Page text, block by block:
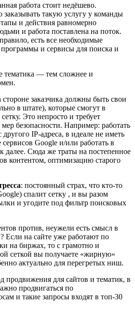
работа стоит недёшево.
заказывать такую услугу у команды
и действия равномерно
и работа поставлена на поток.
есть все необходимые
и сервисы для поиска и
тематика — тем сложнее и
заказчика должны быть свои
в штате), которые смогут в
Это непросто и требует
безопасности. Например: работать
IP-адреса, в идеале не иметь
Google и/или работать в
далее. Сюда же траты на постепенное
контентом, оптимизацию старого
: постоянный страх, что кто-то
спалит сетку , и вы разом
и угодите под фильтр поисковых
против, неужели есть смысл в
Если на сайте уже работают по
на биржах, то с грамотно и
сеткой вы получаете «жирную»
актуально для перегретых ниш.
продвижения для сайтов и тематик, в
продвигаться по
и такие запросы входят в топ-30